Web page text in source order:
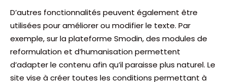
D’autres fonctionnalités peuvent également être
utilisées pour améliorer ou modifier le texte. Par
exemple, sur la plateforme Smodin, des modules de
reformulation et d’humanisation permettent
d’adapter le contenu afin qu’il paraisse plus naturel. Le
site vise à créer toutes les conditions permettant à